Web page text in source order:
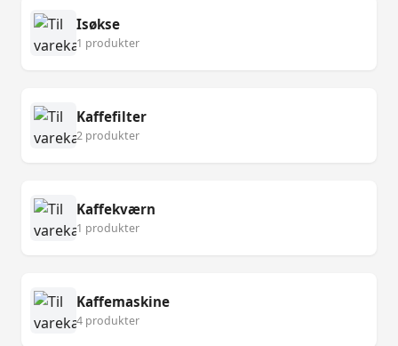
Isøkse
1 produkter
Kaffefilter
2 produkter
Kaffekværn
1 produkter
Kaffemaskine
4 produkter